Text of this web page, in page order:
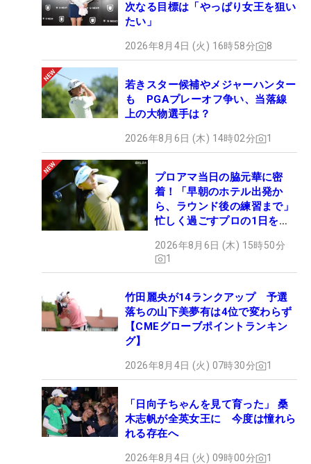
次なる目標は「やっぱり女王を狙い
たい」
2026年8月4日 (火) 16時58分 8
若きスター候補やメジャーハンター
も PGAプレーオフ争い、当落線
上の大物選手は？
2026年8月6日 (木) 14時02分 1
プロアマ当日の脇元華に密
着！「早朝のホテル出発か
ら、ラウンド後の練習まで」
忙しく過ごすプロの1日を公
2026年8月6日 (木) 15時50分
1
竹田麗央が14ランクアップ 予選
落ちの山下美夢有は4位で変わらず
【CMEグローブポイントランキン
グ】
2026年8月4日 (火) 07時30分 1
「日向子ちゃんを見て育った」 桑
木志帆が全英女王に 今度は憧れら
れる存在へ
2026年8月4日 (火) 09時00分 1